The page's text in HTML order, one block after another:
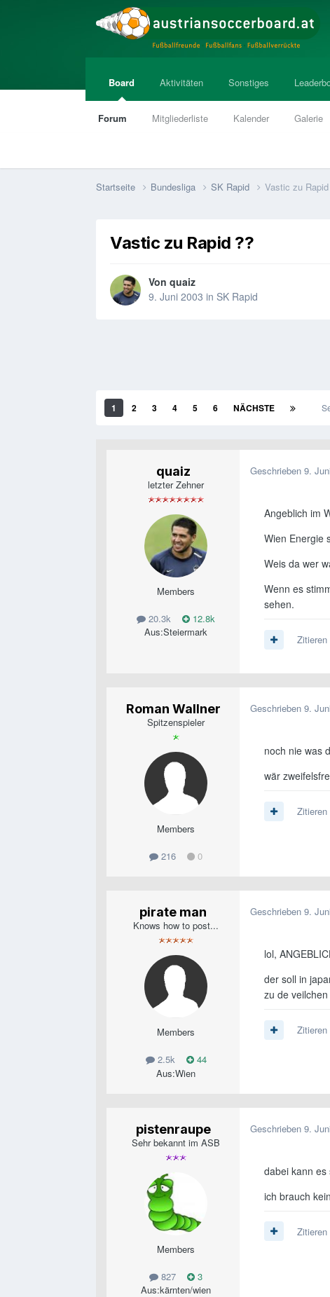
Board
Forum Mitgliederliste Kalender Galerie
Aktivitäten Sonstiges
Startseite Bundesliga SK Rapid Vastic zu
Vastic zu Rapid ??
Von quaiz
9. Juni 2003 in SK Rapid
1 2 3 4 5 6 NÄCHSTE
quaiz
letzter Zehner
Members
20.3k
12.8k
Aus:Steiermark
Geschrieben 9.
Angeblich im
Wien Energie
Weis da wer
Wenn es
sehen.
Zitieren
Roman Wallner
Spitzenspieler
Members
216 0
Geschrieben 9.
noch nie was
wär
Zitieren
pirate man
Knows how to post...
Members
2.5k
44
Aus:Wien
Geschrieben 9.
lol,
der soll in
zu de
Zitieren
pistenraupe
Sehr bekannt im ASB
Members
827
3
Aus:kärnten/wien
Geschrieben 9.
dabei kann
ich brauch
Zitieren